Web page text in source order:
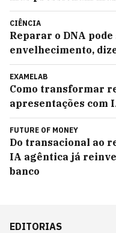
CIÊNCIA
Reparar o DNA
envelhecimento,
EXAMELAB
Como transformar
apresentações com
FUTURE OF MONEY
Do transacional ao
IA agêntica já
banco
EDITORIAS